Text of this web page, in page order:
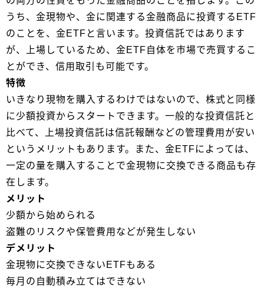
うち、金現物や、金に関連する金融商品に投資するETF
のことを、金ETFと言います。投資信託ではあります
が、上場しているため、金ETF自体を市場で売買するこ
とができ、信用取引も可能です。
特徴
いきなり現物を購入するわけではないので、株式と同様
に少額投資からスタートできます。一般的な投資信託と
比べて、上場投資信託は信託報酬などの管理費用が安い
というメリットもあります。また、金ETFによっては、
一定の量を購入することで金現物に交換できる商品も存
在します。
メリット
少額から始められる
盗難のリスクや保管費用などが発生しない
デメリット
金現物に交換できないETFもある
毎月の自動積み立てはできない